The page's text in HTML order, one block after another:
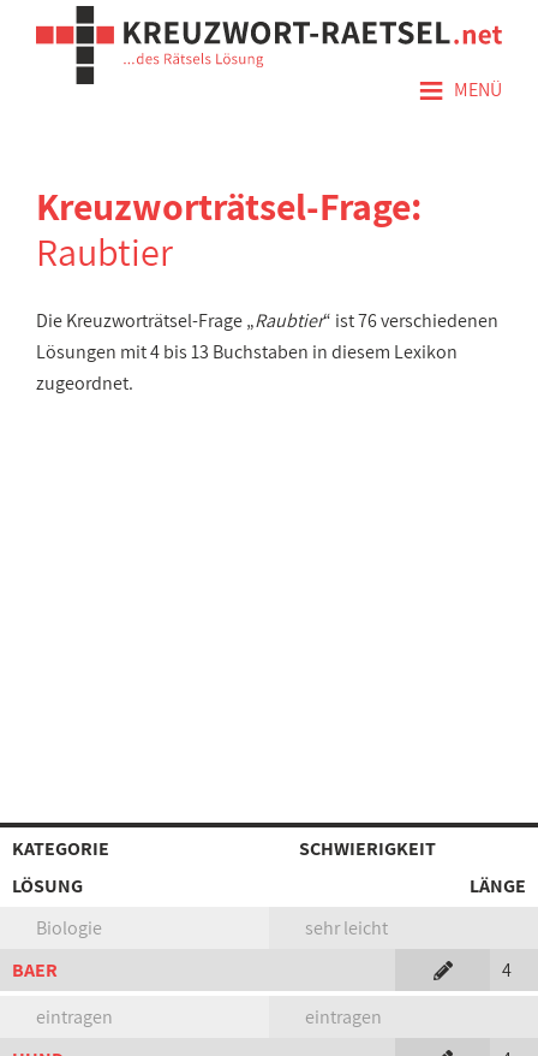
≡ MENÜ
Kreuzworträtsel-Frage:
Raubtier
Die Kreuzworträtsel-Frage „Raubtier“ ist 76 verschiedenen
Lösungen mit 4 bis 13 Buchstaben in diesem Lexikon
zugeordnet.
KATEGORIE
SCHWIERIGKEIT
LÖSUNG
LÄNGE
Biologie
sehr leicht
BAER
4
eintragen
eintragen